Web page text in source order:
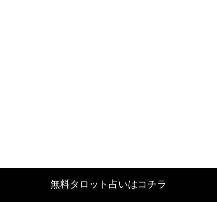
無料タロット占いはコチラ
無料タロット占いはコチラ